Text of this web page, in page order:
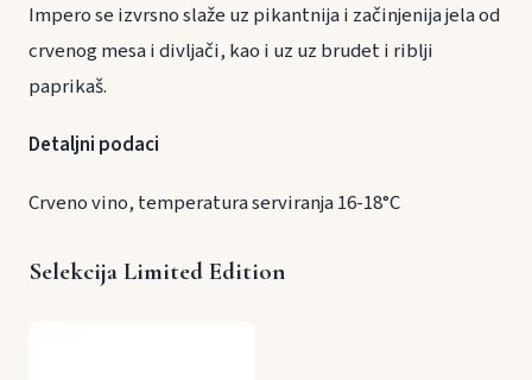
Impero se izvrsno slaže uz pikantnija i začinjenija jela od
crvenog mesa i divljači, kao i uz uz brudet i riblji
paprikaš.
Detaljni podaci
Crveno vino, temperatura serviranja 16-18°C
Selekcija Limited Edition